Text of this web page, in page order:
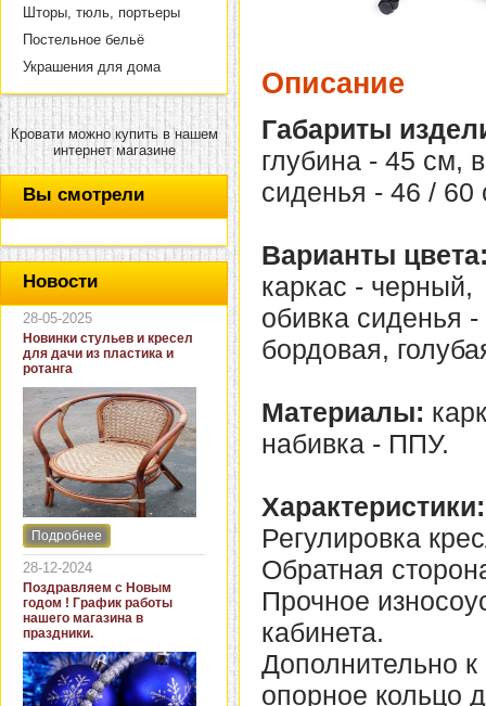
Шторы, тюль, портьеры
Постельное бельё
Украшения для дома
Кровати можно купить в нашем
интернет магазине
Вы смотрели
Новости
28-05-2025
Новинки стульев и кресел
для дачи из пластика и
ротанга
Интернет-магазин "Кровать
и диван" представляет
новинки стульев и кресел
для дачи. В ассортименте
представлены как
бюджетные модели из
пластика для дачи, так и
кресла для загородных
домов из натурального и
искусственного ротанга.
Подробнее
28-12-2024
Поздравляем с Новым
годом ! График работы
нашего магазина в
праздники.
Описание
Габариты
глубина - 45 см,
сиденья - 46 / 60
Варианты
каркас - черный,
обивка сиденья
бордовая,
Материалы:
набивка - ППУ.
Характеристики:
Регулировка
Обратная
Прочное
кабинета.
Дополнительно
опорное кольцо